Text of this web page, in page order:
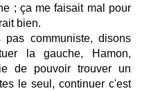
; ça me faisait mal pour
bien.
communiste, disons
la gauche, Hamon,
de pouvoir trouver un
le seul, continuer c'est